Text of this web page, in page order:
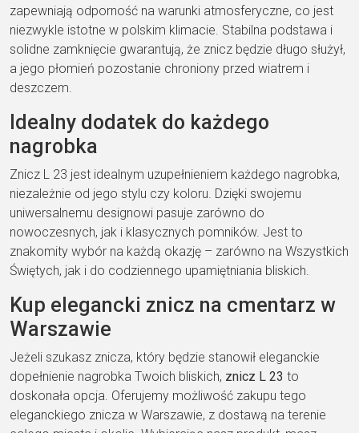
zapewniają odporność na warunki atmosferyczne, co jest
niezwykle istotne w polskim klimacie. Stabilna podstawa i
solidne zamknięcie gwarantują, że znicz będzie długo służył,
a jego płomień pozostanie chroniony przed wiatrem i
deszczem.
Idealny dodatek do każdego
nagrobka
Znicz L 23 jest idealnym uzupełnieniem każdego nagrobka,
niezależnie od jego stylu czy koloru. Dzięki swojemu
uniwersalnemu designowi pasuje zarówno do
nowoczesnych, jak i klasycznych pomników. Jest to
znakomity wybór na każdą okazję – zarówno na Wszystkich
Świętych, jak i do codziennego upamiętniania bliskich.
Kup elegancki znicz na cmentarz w
Warszawie
Jeżeli szukasz znicza, który będzie stanowił eleganckie
dopełnienie nagrobka Twoich bliskich, znicz L 23 to
doskonała opcja. Oferujemy możliwość zakupu tego
eleganckiego znicza w Warszawie, z dostawą na terenie